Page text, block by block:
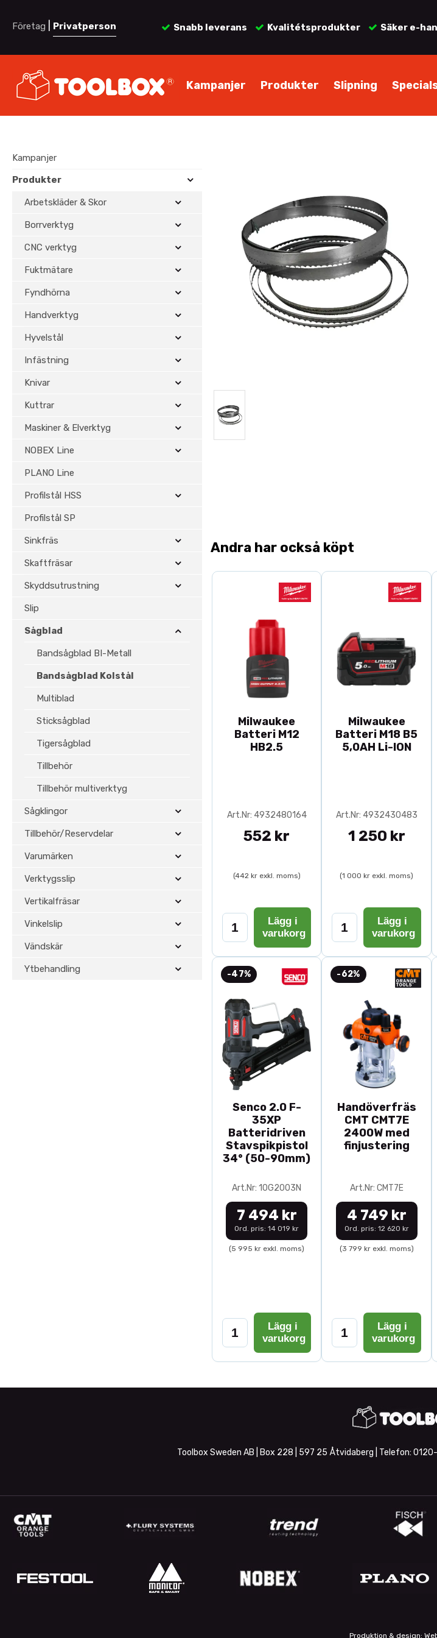
Företag Privatperson Snabb leverans Kvalitétsprodukter Säker e-
Kampanjer Produkter Slipning
Kampanjer
Produkter
Arbetskläder & Skor
Borrverktyg
CNC verktyg
Fuktmätare
Fyndhörna
Handverktyg
Hyvelstål
Infästning
Knivar
Kuttrar
Maskiner & Elverktyg
NOBEX Line
PLANO Line
Profilstål HSS
Profilstål SP
Sinkfräs
Skaftfräsar
Skyddsutrustning
Slip
Sågblad
Bandsågblad BI-Metall
Bandsågblad Kolstål
Multiblad
Sticksågblad
Tigersågblad
Tillbehör
Tillbehör multiverktyg
Sågklingor
Tillbehör/Reservdelar
Varumärken
Verktygsslip
Vertikalfräsar
Vinkelslip
Vändskär
Ytbehandling
Andra har också köpt
Milwaukee
Batteri M12
HB2.5
Art.Nr: 4932480164
552 kr
(442 kr exkl. moms)
Lägg i
varukorg
Milwaukee
Batteri M18 B5
5,0AH Li-ION
Art.Nr: 4932430483
1 250 kr
(1 000 kr exkl. moms)
Lägg i
varukorg
-47%
Senco 2.0 F-
35XP
Batteridriven
Stavspikpistol
34° (50-90mm)
Art.Nr: 10G2003N
7 494 kr
Ord. pris: 14 019 kr
(5 995 kr exkl. moms)
Lägg i
varukorg
-62%
Handöverfräs
CMT CMT7E
2400W med
finjustering
Art.Nr: CMT7E
4 749 kr
Ord. pris: 12 620 kr
(3 799 kr exkl. moms)
Lägg i
varukorg
Toolbox Sweden AB | Box 228 | 597 25 Åtvidaberg | Telefon:
Produktion & design: